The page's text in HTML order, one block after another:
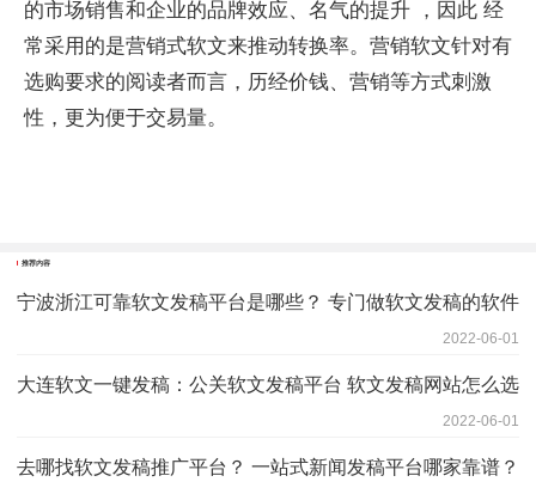
的市场销售和企业的品牌效应、名气的提升 ，因此 经
常采用的是营销式软文来推动转换率。营销软文针对有
选购要求的阅读者而言，历经价钱、营销等方式刺激
性，更为便于交易量。
推荐内容
宁波浙江可靠软文发稿平台是哪些？ 专门做软文发稿的软件
2022-06-01
大连软文一键发稿：公关软文发稿平台 软文发稿网站怎么选
2022-06-01
去哪找软文发稿推广平台？ 一站式新闻发稿平台哪家靠谱？